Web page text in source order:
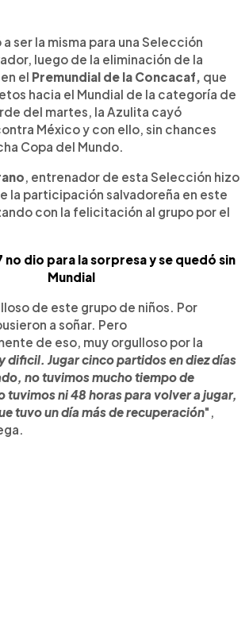
artículo
ser la misma para una Selección
luego de la eliminación de la
en el Premundial de la Concacaf, que
hacia el Mundial de la categoría de
del martes, la Azulita cayó
México y con ello, sin chances
Copa del Mundo.
, entrenador de esta Selección hizo
la participación salvadoreña en este
con la felicitación al grupo por el
no dio para la sorpresa y se quedó sin
Mundial
de este grupo de niños. Por
a soñar. Pero
de eso, muy orgulloso por la
dificil. Jugar cinco partidos en diez días
no tuvimos mucho tiempo de
tuvimos ni 48 horas para volver a jugar,
tuvo un día más de recuperación",